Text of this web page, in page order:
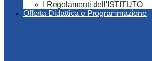
I Regolamenti dell'ISTITUTO
Offerta Didattica e Programmazione